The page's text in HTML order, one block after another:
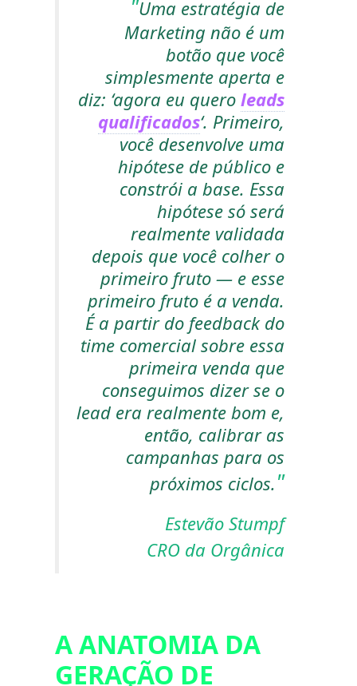
Uma estratégia de
Marketing não é um
botão que você
simplesmente aperta e
diz: ‘agora eu quero leads
qualificados‘. Primeiro,
você desenvolve uma
hipótese de público e
constrói a base. Essa
hipótese só será
realmente validada
depois que você colher o
primeiro fruto — e esse
primeiro fruto é a venda.
É a partir do feedback do
time comercial sobre essa
primeira venda que
conseguimos dizer se o
lead era realmente bom e,
então, calibrar as
campanhas para os
próximos ciclos.
Estevão Stumpf
CRO da Orgânica
A ANATOMIA DA
GERAÇÃO DE